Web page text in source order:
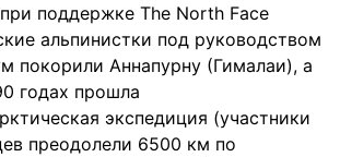
поддержке The North Face
альпинистки под руководством
покорили Аннапурну (Гималаи), а
годах прошла
экспедиция (участники
преодолели 6500 км по